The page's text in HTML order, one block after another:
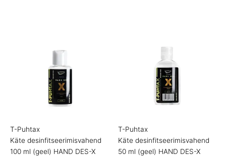
T-Puhtax
Käte desinfitseerimisvahend
100 ml (geel) HAND DES-X
T-Puhtax
Käte desinfitseerimisvahend
50 ml (geel) HAND DES-X